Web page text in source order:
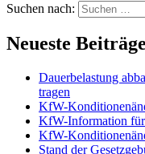
Suchen nach:
Neueste Beiträge
Dauerbelastung
tragen
KfW-
KfW-Information
KfW-
Stand der